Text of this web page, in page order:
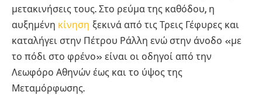
μετακινήσεις τους. Στο ρεύμα της καθόδου, η
αυξημένη κίνηση ξεκινά από τις Τρεις Γέφυρες και
καταλήγει στην Πέτρου Ράλλη ενώ στην άνοδο «με
το πόδι στο φρένο» είναι οι οδηγοί από την
Λεωφόρο Αθηνών έως και το ύψος της
Μεταμόρφωσης.